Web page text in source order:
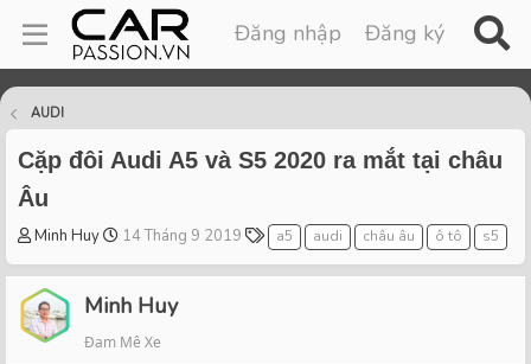
Đăng nhập Đăng ký
AUDI
Cặp đôi Audi A5 và S5 2020 ra mắt tại châu
Âu
T
r
e
a
Minh Huy
S
a
r
d
14 Tháng 9 2019
T
a
g
a5 audi châu âu ô tô s5
Minh Huy
Đam Mê Xe